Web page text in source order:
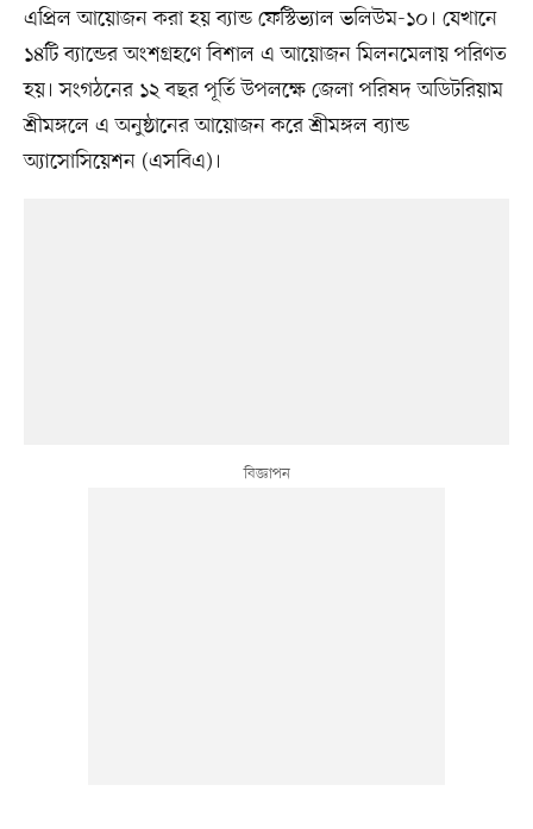
এপ্রিল আয়োজন করা হয় ব্যান্ড ফেস্টিভ্যাল ভলিউম-১০। যেখানে
১৪টি ব্যান্ডের অংশগ্রহণে বিশাল এ আয়োজন মিলনমেলায় পরিণত
হয়। সংগঠনের ১২ বছর পূর্তি উপলক্ষে জেলা পরিষদ অডিটরিয়াম
শ্রীমঙ্গলে এ অনুষ্ঠানের আয়োজন করে শ্রীমঙ্গল ব্যান্ড
অ্যাসোসিয়েশন (এসবিএ)।